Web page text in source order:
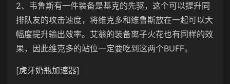
2、韦鲁斯有一件装备是基克的先驱，这个可以提升同
排队友的攻击速度，将维克多和维鲁斯放在一起可以大
幅度提升输出效率。艾翁的装备离子火花也有同样的效
果，因此维克多的站位一定要吃到这两个BUFF。
[虎牙奶瓶加速器]